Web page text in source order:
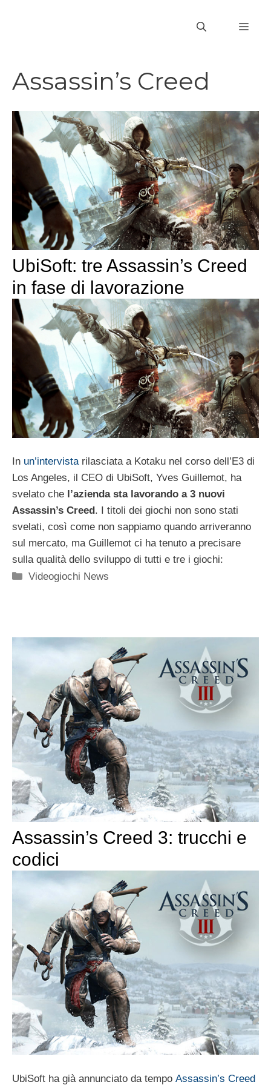
Assassin’s Creed
UbiSoft: tre Assassin’s Creed
in fase di lavorazione
In un’intervistarilasciata a Kotaku nel corso dell’E3 di
Los Angeles, il CEO di UbiSoft, Yves Guillemot, ha
svelato che l’azienda sta lavorando a 3 nuovi
Assassin’s Creed . I titoli dei giochi non sono stati
svelati, così come non sappiamo quando arriveranno
sul mercato, ma Guillemot ci ha tenuto a precisare
sulla qualità dello sviluppo di tutti e tre i giochi:
Categorie
Videogiochi News
Assassin’s Creed 3: trucchi e
codici
UbiSoft ha già annunciato da tempo Assassin’s Creed